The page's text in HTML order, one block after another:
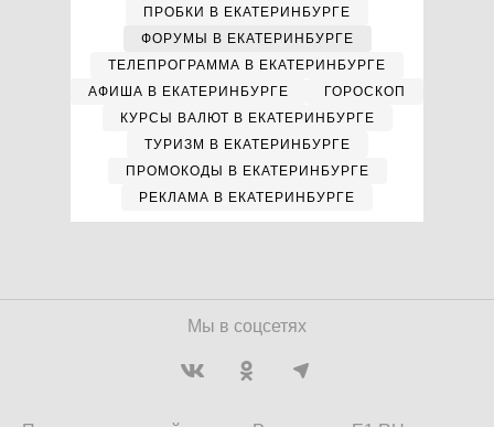
ПРОБКИ В ЕКАТЕРИНБУРГЕ
ФОРУМЫ В ЕКАТЕРИНБУРГЕ
ТЕЛЕПРОГРАММА В ЕКАТЕРИНБУРГЕ
АФИША В ЕКАТЕРИНБУРГЕ
ГОРОСКОП
КУРСЫ ВАЛЮТ В ЕКАТЕРИНБУРГЕ
ТУРИЗМ В ЕКАТЕРИНБУРГЕ
ПРОМОКОДЫ В ЕКАТЕРИНБУРГЕ
РЕКЛАМА В ЕКАТЕРИНБУРГЕ
Мы в соцсетях